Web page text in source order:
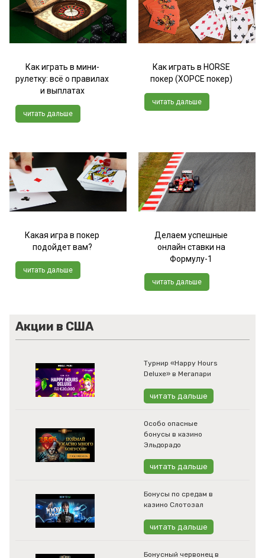
Как играть в мини-
рулетку: всё о правилах
и выплатах
читать дальше
Как играть в HORSE
покер (ХОРСЕ покер)
читать дальше
Какая игра в покер
подойдет вам?
читать дальше
Делаем успешные
онлайн ставки на
Формулу-1
читать дальше
Акции в США
Турнир «Happy Hours
Deluxe» в Мегапари
читать дальше
Особо опасные
бонусы в казино
Эльдорадо
читать дальше
Бонусы по средам в
казино Слотозал
читать дальше
Бонусный червонец в